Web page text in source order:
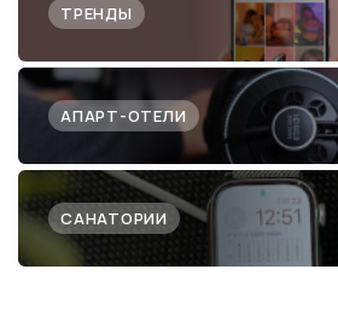
ТРЕНДЫ
АПАРТ-ОТЕЛИ
САНАТОРИИ